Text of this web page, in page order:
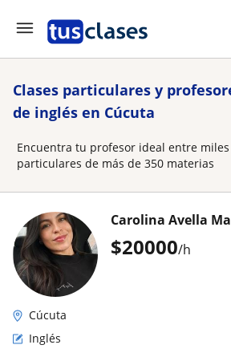
Clases particulares y
de inglés en Cúcuta
Encuentra tu profesor ideal entre
particulares de más de 350 materias
$20000/h
Carolina Avella
Cúcuta
Inglés